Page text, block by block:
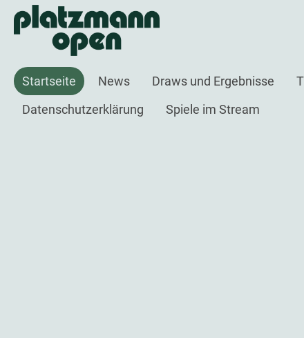
Startseite News Draws und Ergebnisse
Datenschutzerklärung
Spiele im Stream